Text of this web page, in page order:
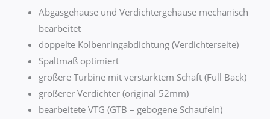
Abgasgehäuse und Verdichtergehäuse mechanisch
bearbeitet
doppelte Kolbenringabdichtung (Verdichterseite)
Spaltmaß optimiert
größere Turbine mit verstärktem Schaft (Full Back)
größerer Verdichter (original 52mm)
bearbeitete VTG (GTB – gebogene Schaufeln)